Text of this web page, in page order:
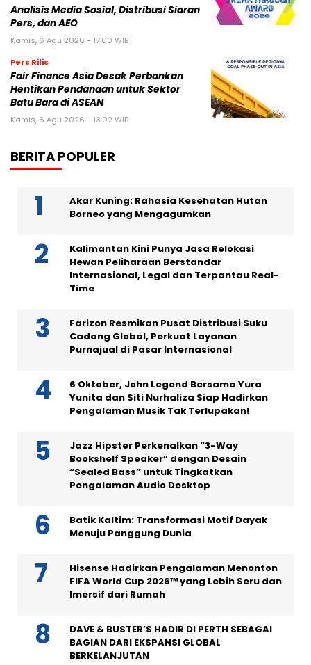
Analisis Media Sosial, Distribusi Siaran
Pers, dan AEO
Kamis, 6 Agu 2026 - 17:00 WIB
Pers Rilis
Fair Finance Asia Desak Perbankan
Hentikan Pendanaan untuk Sektor
Batu Bara di ASEAN
Kamis, 6 Agu 2026 - 13:02 WIB
BERITA POPULER
Akar Kuning: Rahasia Kesehatan Hutan
Borneo yang Mengagumkan
Kalimantan Kini Punya Jasa Relokasi
Hewan Peliharaan Berstandar
Internasional, Legal dan Terpantau Real-
Time
Farizon Resmikan Pusat Distribusi Suku
Cadang Global, Perkuat Layanan
Purnajual di Pasar Internasional
6 Oktober, John Legend Bersama Yura
Yunita dan Siti Nurhaliza Siap Hadirkan
Pengalaman Musik Tak Terlupakan!
Jazz Hipster Perkenalkan “3-Way
Bookshelf Speaker” dengan Desain
“Sealed Bass” untuk Tingkatkan
Pengalaman Audio Desktop
Batik Kaltim: Transformasi Motif Dayak
Menuju Panggung Dunia
Hisense Hadirkan Pengalaman Menonton
FIFA World Cup 2026™ yang Lebih Seru dan
Imersif dari Rumah
DAVE & BUSTER’S HADIR DI PERTH SEBAGAI
BAGIAN DARI EKSPANSI GLOBAL
BERKELANJUTAN